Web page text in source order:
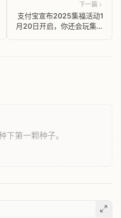
下一篇
支付宝宣布2025集福活动1
月20日开启，你还会玩集五
下第一颗种子。